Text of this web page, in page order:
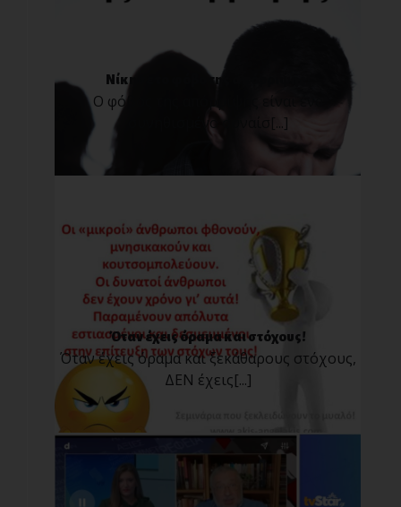
Νίκησε το φόβο της απόρριψης!
Ο φόβος της απόρριψης είναι ένα
συνηθισμένο συναίσ[...]
Όταν έχεις όραμα και στόχους!
Όταν έχεις όραμα και ξεκάθαρους στόχους,
ΔΕΝ έχεις[...]